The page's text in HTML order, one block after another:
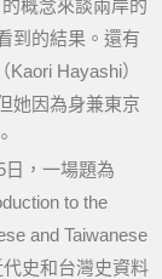
概念來談兩岸的
到的結果。還有
Hayashi）
她因為身兼東京
，一場題為
to the
and Taiwanese
史和台灣史資料